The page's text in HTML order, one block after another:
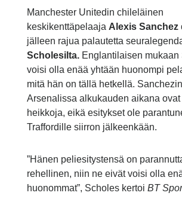
Manchester Unitedin chileläinen
keskikenttäpelaaja Alexis Sanchez
jälleen rajua palautetta
Scholesilta. Englantilaisen mukaan
voisi olla enää yhtään huonompi
mitä hän on tällä hetkellä.
Arsenalissa alkukauden aikana
heikkoja, eikä esitykset ole
Traffordille siirron jälkeenkään.
”Hänen peliesitystensä on
rehellinen, niin ne eivät voisi olla
huonommat”, Scholes kertoi BT